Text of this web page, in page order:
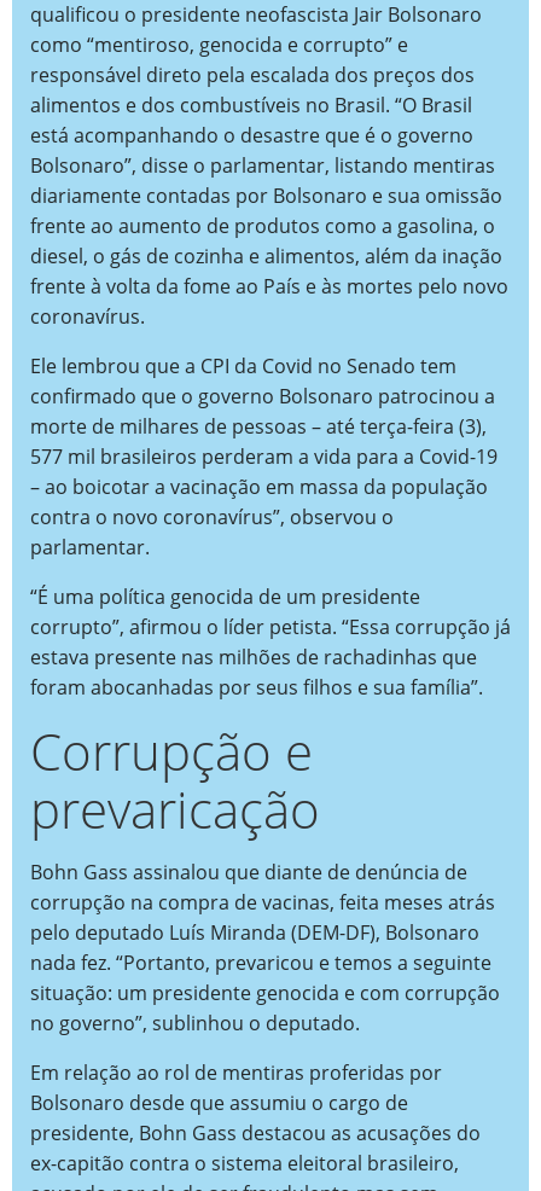
qualificou o presidente neofascista Jair Bolsonaro
como “mentiroso, genocida e corrupto” e
responsável direto pela escalada dos preços dos
alimentos e dos combustíveis no Brasil. “O Brasil
está acompanhando o desastre que é o governo
Bolsonaro”, disse o parlamentar, listando mentiras
diariamente contadas por Bolsonaro e sua omissão
frente ao aumento de produtos como a gasolina, o
diesel, o gás de cozinha e alimentos, além da inação
frente à volta da fome ao País e às mortes pelo novo
coronavírus.
Ele lembrou que a CPI da Covid no Senado tem
confirmado que o governo Bolsonaro patrocinou a
morte de milhares de pessoas – até terça-feira (3),
577 mil brasileiros perderam a vida para a Covid-19
– ao boicotar a vacinação em massa da população
contra o novo coronavírus”, observou o
parlamentar.
“É uma política genocida de um presidente
corrupto”, afirmou o líder petista. “Essa corrupção já
estava presente nas milhões de rachadinhas que
foram abocanhadas por seus filhos e sua família”.
Corrupção e
prevaricação
Bohn Gass assinalou que diante de denúncia de
corrupção na compra de vacinas, feita meses atrás
pelo deputado Luís Miranda (DEM-DF), Bolsonaro
nada fez. “Portanto, prevaricou e temos a seguinte
situação: um presidente genocida e com corrupção
no governo”, sublinhou o deputado.
Em relação ao rol de mentiras proferidas por
Bolsonaro desde que assumiu o cargo de
presidente, Bohn Gass destacou as acusações do
ex-capitão contra o sistema eleitoral brasileiro,